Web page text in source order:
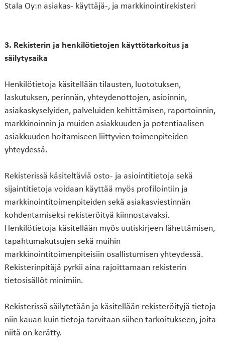
Stala Oy:n asiakas- käyttäjä-, ja markkinointirekisteri
3. Rekisterin ja henkilötietojen käyttötarkoitus ja
säilytysaika
Henkilötietoja käsitellään tilausten, luototuksen,
laskutuksen, perinnän, yhteydenottojen, asioinnin,
asiakaskyselyiden, palveluiden kehittämisen, raportoinnin,
markkinoinnin ja muiden asiakkuuden ja potentiaalisen
asiakkuuden hoitamiseen liittyvien toimenpiteiden
yhteydessä.
Rekisterissä käsiteltäviä osto- ja asiointitietoja sekä
sijaintitietoja voidaan käyttää myös profilointiin ja
markkinointitoimenpiteiden sekä asiakasviestinnän
kohdentamiseksi rekisteröityä kiinnostavaksi.
Henkilötietoja käsitellään myös uutiskirjeen lähettämisen,
tapahtumakutsujen sekä muihin
markkinointitoimenpiteisiin osallistumisen yhteydessä.
Rekisterinpitäjä pyrkii aina rajoittamaan rekisterin
tietosisällöt minimiin.
Rekisterissä säilytetään ja käsitellään rekisteröityjä tietoja
niin kauan kuin tietoja tarvitaan siihen tarkoitukseen, joita
niitä on kerätty.